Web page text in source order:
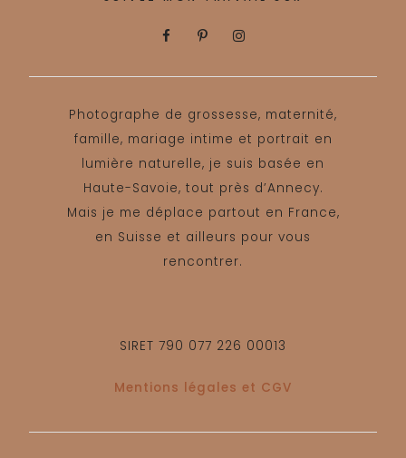
Photographe de grossesse, maternité,
famille, mariage intime et portrait en
lumière naturelle, je suis basée en
Haute-Savoie, tout près d’Annecy.
Mais je me déplace partout en France,
en Suisse et ailleurs pour vous
rencontrer.
SIRET 790 077 226 00013
Mentions légales et CGV